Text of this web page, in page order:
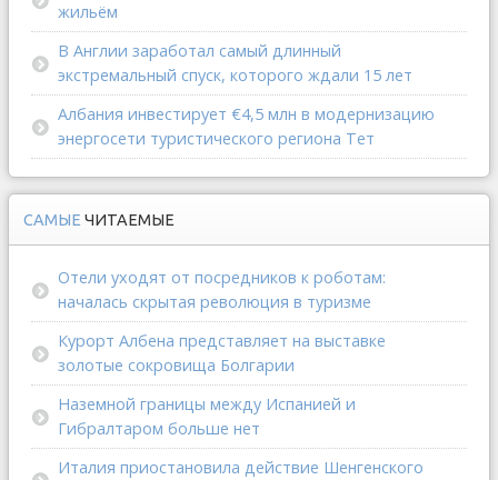
жильём
В Англии заработал самый длинный
экстремальный спуск, которого ждали 15 лет
Албания инвестирует €4,5 млн в модернизацию
энергосети туристического региона Тет
САМЫЕ ЧИТАЕМЫЕ
Отели уходят от посредников к роботам:
началась скрытая революция в туризме
Курорт Албена представляет на выставке
золотые сокровища Болгарии
Наземной границы между Испанией и
Гибралтаром больше нет
Италия приостановила действие Шенгенского